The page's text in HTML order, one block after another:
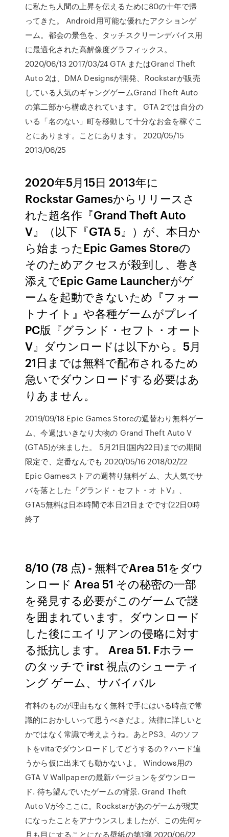
に私たち人間の上昇を伝えるために80の十年で帰
ってきた。 Android用可能な優れたアクションゲ
ーム。都会の景色を、タッチスクリーンデバイス用
に最適化された高解像度グラフィックス。
2020/06/13 2017/03/24 GTA またはGrand Theft
Auto 2は、DMA Designsが開発、Rockstarが販売
している人気のギャングゲームGrand Theft Auto
の第二部から構成されています。 GTA 2では自分の
いる「名のない」町を移動して十分なお金を稼ぐこ
とにあります。ことにあります。 2020/05/15
2013/06/25
2020年5月15日 2013年に
Rockstar Gamesからリリースさ
れた超名作『Grand Theft Auto
V』（以下『GTA 5』）が、本日か
ら始まったEpic Games Storeの
そのためアクセスが殺到し、巻き
添えでEpic Game Launcherがゲ
ームを起動できないため『フォー
トナイト』や各種ゲームがプレイ
PC版『グランド・セフト・オート
V』ダウンロードは以下から。5月
21日までは無料で配布されるため
急いでダウンロードする必要はあ
りあません。
2019/09/18 Epic Games Storeの週替わり無料ゲー
ム、今週はいきなり大物の Grand Theft Auto V
(GTA5)が来ました。 5月21日(国内22日)までの期間
限定で、定番なんでも 2020/05/16 2018/02/22
Epic Gamesストアの週替り無料ゲ ム、大人気でサ
バを落とした『グランド・セフト・オ トV』、
GTA5無料は日本時間で本日21日までです(22日0時
終了
8/10 (78 点) - 無料でArea 51をダウ
ンロード Area 51 その秘密の一部
を発見する必要がこのゲームで謎
を囲まれています。ダウンロード
した後にエイリアンの侵略に対す
る抵抗します。 Area 51. Fホラー
のタッチで irst 視点のシューティ
ング ゲーム、サバイバル
有料のものが理由もなく無料で手にはいる時点で常
識的におかしいって思うべきだよ。法律に詳しいと
かではなく常識で考えようね。あとPS3、4のソフ
トをvitaでダウンロードしてどうするの？ハード違
うから仮に出来ても動かないよ。 Windows用の
GTA V Wallpaperの最新バージョンをダウンロー
ド. 待ち望んでいたゲームの背景. Grand Theft
Auto Vが今ここに。Rockstarがあのゲームが現実
になったことをアナウンスしましたが、この先何ヶ
月も目にすることになる壁紙の第1弾 2020/06/22